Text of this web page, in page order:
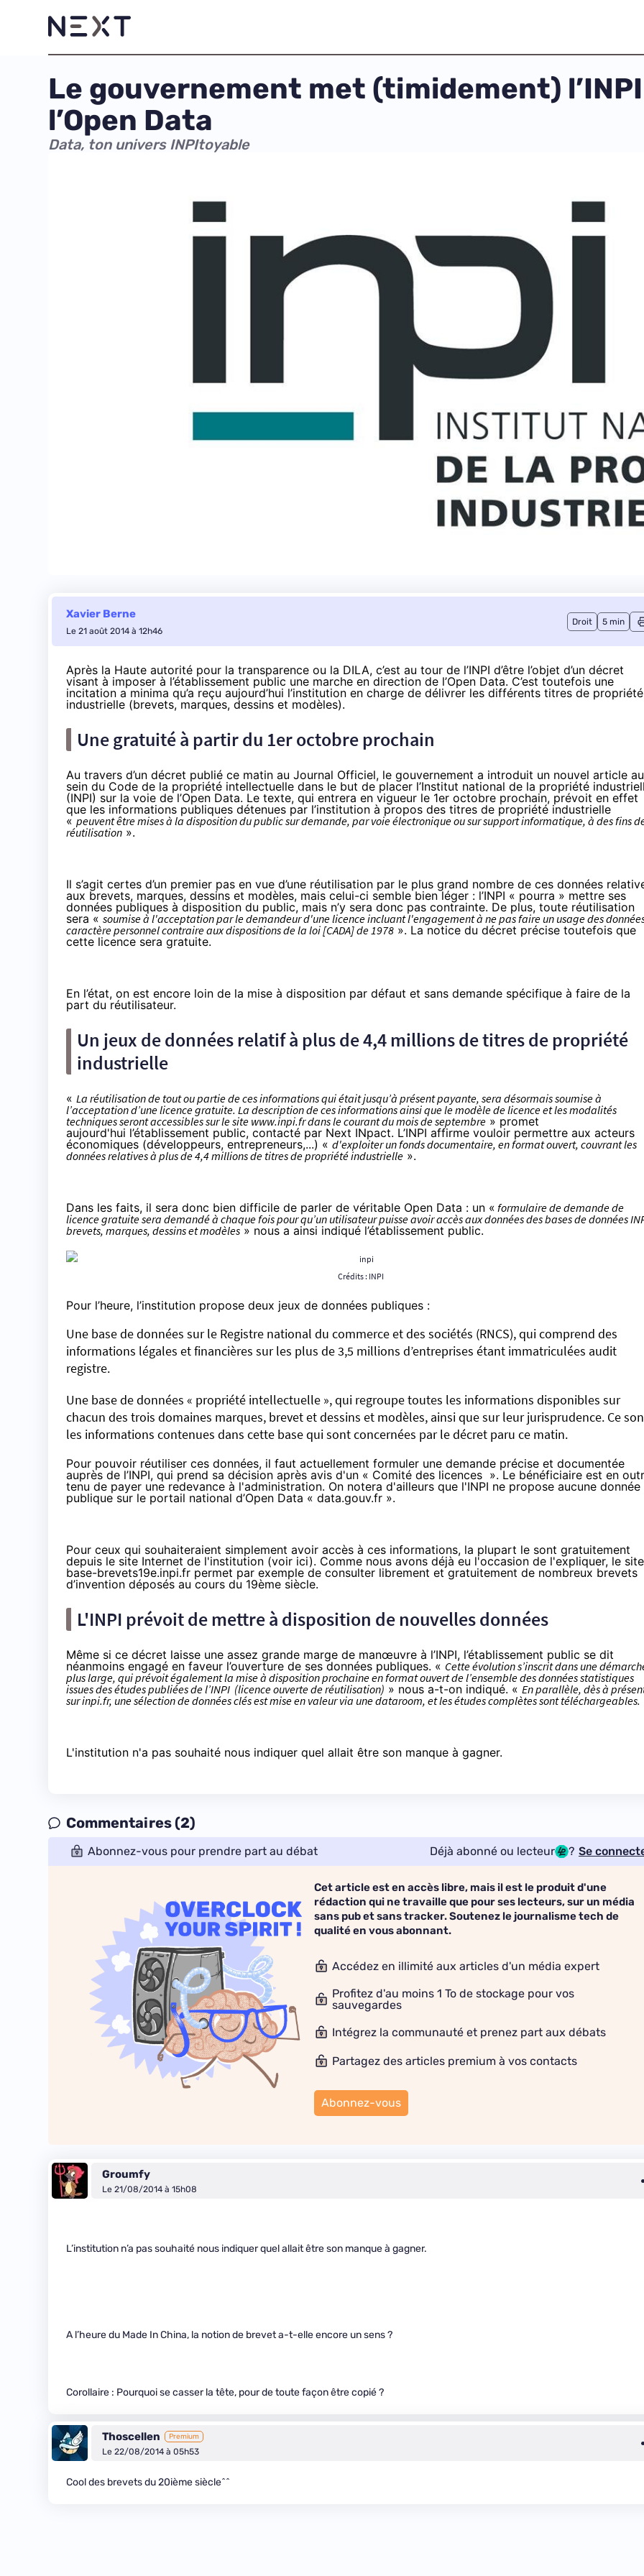
Le gouvernement met (timidement)
l’Open Data
Data, ton univers INPItoyable
Xavier Berne
Le 21 août 2014 à 12h46
Droit 5 min
Après la Haute autorité pour la transparence ou la DILA, c’est au tour de l’INPI d’être l’objet d’un décret
visant à imposer à l’établissement public une marche en direction de l’Open Data. C’est toutefois une
incitation a minima qu’a reçu aujourd’hui l’institution en charge de délivrer les différents titres de propriété
industrielle (brevets, marques, dessins et modèles).
Une gratuité à partir du 1er octobre prochain
Au travers d’un décret publié ce matin au Journal Officiel, le gouvernement a introduit un nouvel article au
sein du Code de la propriété intellectuelle dans le but de placer l’Institut national de la propriété
(INPI) sur la voie de l’Open Data. Le texte, qui entrera en vigueur le 1er octobre prochain, prévoit en effet
que les informations publiques détenues par l’institution à propos des titres de propriété industrielle
« peuvent être mises à la disposition du public sur demande, par voie électronique ou sur support informatique, à des fins
réutilisation ».
Il s’agit certes d’un premier pas en vue d’une réutilisation par le plus grand nombre de ces données
aux brevets, marques, dessins et modèles, mais celui-ci semble bien léger : l’INPI « pourra » mettre ses
données publiques à disposition du public, mais n’y sera donc pas contrainte. De plus, toute réutilisation
sera « soumise à l'acceptation par le demandeur d'une licence incluant l'engagement à ne pas faire un usage des
caractère personnel contraire aux dispositions de la loi [CADA] de 1978 ». La notice du décret précise toutefois que
cette licence sera gratuite.
En l’état, on est encore loin de la mise à disposition par défaut et sans demande spécifique à faire de la
part du réutilisateur.
Un jeux de données relatif à plus de 4,4 millions de titres de propriété
industrielle
« La réutilisation de tout ou partie de ces informations qui était jusqu’à présent payante, sera désormais soumise à
l’acceptation d’une licence gratuite. La description de ces informations ainsi que le modèle de licence et les modalités
techniques seront accessibles sur le site www.inpi.frdans le courant du mois de septembre » promet
aujourd'hui l’établissement public, contacté par Next INpact. L’INPI affirme vouloir permettre aux acteurs
économiques (développeurs, entrepreneurs,...) « d'exploiter un fonds documentaire, en format ouvert, couvrant les
données relatives à plus de 4,4 millions de titres de propriété industrielle ».
Dans les faits, il sera donc bien difficile de parler de véritable Open Data : un « formulaire de demande de
licence gratuite sera demandé à chaque fois pour qu’un utilisateur puisse avoir accès aux données des bases de données
brevets, marques, dessins et modèles » nous a ainsi indiqué l’établissement public.
Crédits : INPI
Pour l’heure, l’institution propose deux jeux de données publiques :
Une base de données sur le Registre national du commerce et des sociétés (RNCS), qui comprend des
informations légales et financières sur les plus de 3,5 millions d’entreprises étant immatriculées audit
registre.
Une base de données « propriété intellectuelle », qui regroupe toutes les informations disponibles sur
chacun des trois domaines marques, brevet et dessins et modèles, ainsi que sur leur jurisprudence. Ce
les informations contenues dans cette base qui sont concernées par le décret paru ce matin.
Pour pouvoir réutiliser ces données, il faut actuellement formuler une demande précise et documentée
auprès de l’INPI, qui prend sa décision après avis d'un « Comité des licences ». Le bénéficiaire est en
tenu de payer une redevance à l'administration. On notera d'ailleurs que l'INPI ne propose aucune donnée
publique sur le portail national d’Open Data « data.gouv.fr ».
Pour ceux qui souhaiteraient simplement avoir accès à ces informations, la plupart le sont gratuitement
depuis le site Internet de l'institution (voir ici). Comme nous avons déjà eu l'occasion de l'expliquer, le site
base-brevets19e.inpi.fr permet par exemple de consulter librement et gratuitement de nombreux brevets
d’invention déposés au cours du 19ème siècle.
L'INPI prévoit de mettre à disposition de nouvelles données
Même si ce décret laisse une assez grande marge de manœuvre à l’INPI, l’établissement public se dit
néanmoins engagé en faveur l’ouverture de ses données publiques. « Cette évolution s’inscrit dans une
plus large, qui prévoit également la mise à disposition prochaine en format ouvert de l’ensemble des données statistiques
issues des études publiées de l’INPI (licence ouverte de réutilisation) » nous a-t-on indiqué. « En parallèle, dès à
sur inpi.fr, une sélection de données clés est mise en valeur via une dataroom, et les études complètes sont téléchargeables.
L'institution n'a pas souhaité nous indiquer quel allait être son manque à gagner.
Commentaires (2)
Abonnez-vous pour prendre part au débat Déjà abonné ou lecteur ? Se
Cet article est en accès libre, mais il est le produit d'une
rédaction qui ne travaille que pour ses lecteurs, sur un média
sans pub et sans tracker. Soutenez le journalisme tech de
qualité en vous abonnant.
Accédez en illimité aux articles d'un média expert
Profitez d'au moins 1 To de stockage pour vos
sauvegardes
Intégrez la communauté et prenez part aux débats
Partagez des articles premium à vos contacts
Abonnez-vous
Groumfy
Le 21/08/2014 à 15h08
L’institution n’a pas souhaité nous indiquer quel allait être son manque à gagner.
A l’heure du Made In China, la notion de brevet a-t-elle encore un sens ?
Corollaire : Pourquoi se casser la tête, pour de toute façon être copié ?
Thoscellen Premium
Le 22/08/2014 à 05h53
Cool des brevets du 20ième siècle^^